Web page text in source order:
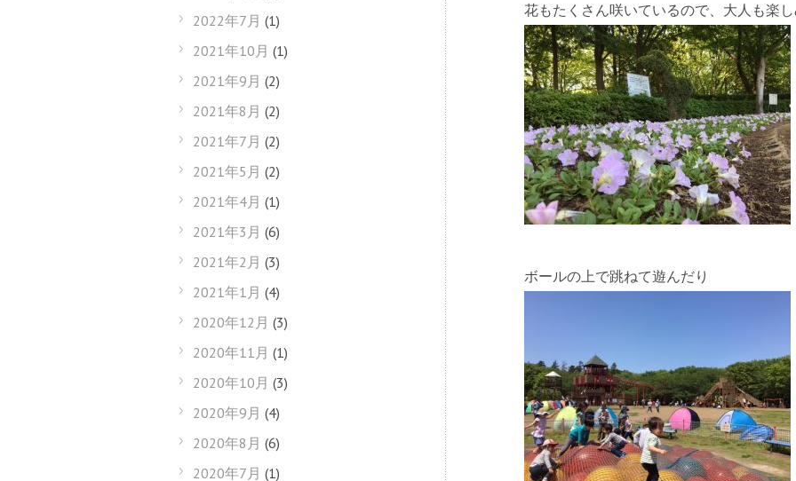
花もたくさん咲いているので、大人も楽
ボールの上で跳ねて遊んだり
2022年7月 (1)
2021年10月 (1)
2021年9月 (2)
2021年8月 (2)
2021年7月 (2)
2021年5月 (2)
2021年4月 (1)
2021年3月 (6)
2021年2月 (3)
2021年1月 (4)
2020年12月 (3)
2020年11月 (1)
2020年10月 (3)
2020年9月 (4)
2020年8月 (6)
2020年7月 (1)